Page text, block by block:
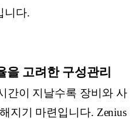
니다.
을 고려한 구성관리
간이 지날수록 장비와 사
지기 마련입니다. Zenius